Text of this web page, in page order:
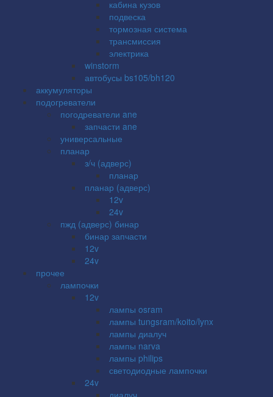
кабина кузов
подвеска
тормозная система
трансмиссия
электрика
winstorm
автобусы bs105/bh120
аккумуляторы
подогреватели
погодреватели ane
запчасти ane
универсальные
планар
з/ч (адверс)
планар
планар (адверс)
12v
24v
пжд (адверс) бинар
бинар запчасти
12v
24v
прочее
лампочки
12v
лампы osram
лампы tungsram/koito/lynx
лампы диалуч
лампы narva
лампы philips
светодиодные лампочки
24v
диалуч